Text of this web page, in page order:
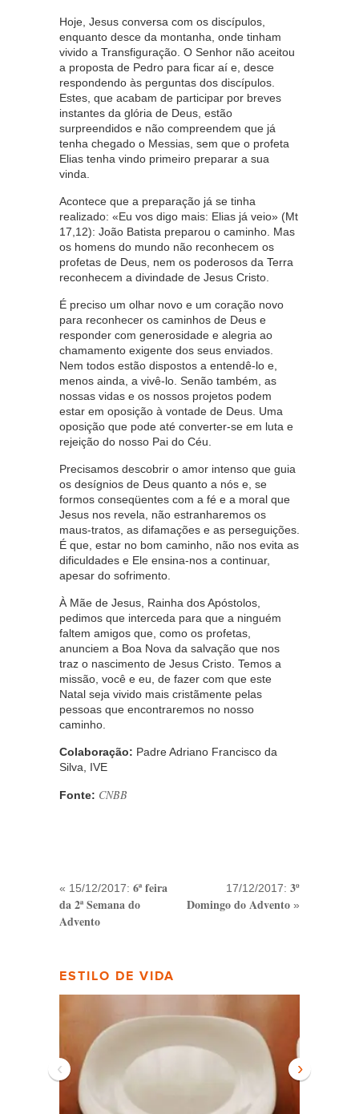
Hoje, Jesus conversa com os discípulos,
enquanto desce da montanha, onde tinham
vivido a Transfiguração. O Senhor não aceitou
a proposta de Pedro para ficar aí e, desce
respondendo às perguntas dos discípulos.
Estes, que acabam de participar por breves
instantes da glória de Deus, estão
surpreendidos e não compreendem que já
tenha chegado o Messias, sem que o profeta
Elias tenha vindo primeiro preparar a sua
vinda.
Acontece que a preparação já se tinha
realizado: «Eu vos digo mais: Elias já veio» (Mt
17,12): João Batista preparou o caminho. Mas
os homens do mundo não reconhecem os
profetas de Deus, nem os poderosos da Terra
reconhecem a divindade de Jesus Cristo.
É preciso um olhar novo e um coração novo
para reconhecer os caminhos de Deus e
responder com generosidade e alegria ao
chamamento exigente dos seus enviados.
Nem todos estão dispostos a entendê-lo e,
menos ainda, a vivê-lo. Senão também, as
nossas vidas e os nossos projetos podem
estar em oposição à vontade de Deus. Uma
oposição que pode até converter-se em luta e
rejeição do nosso Pai do Céu.
Precisamos descobrir o amor intenso que guia
os desígnios de Deus quanto a nós e, se
formos conseqüentes com a fé e a moral que
Jesus nos revela, não estranharemos os
maus-tratos, as difamações e as perseguições.
É que, estar no bom caminho, não nos evita as
dificuldades e Ele ensina-nos a continuar,
apesar do sofrimento.
À Mãe de Jesus, Rainha dos Apóstolos,
pedimos que interceda para que a ninguém
faltem amigos que, como os profetas,
anunciem a Boa Nova da salvação que nos
traz o nascimento de Jesus Cristo. Temos a
missão, você e eu, de fazer com que este
Natal seja vivido mais cristãmente pelas
pessoas que encontraremos no nosso
caminho.
Colaboração: Padre Adriano Francisco da
Silva, IVE
Fonte: CNBB
« 15/12/2017: 6ª feira
da 2ª Semana do
Advento
17/12/2017: 3º
Domingo do Advento »
ESTILO DE VIDA
‹ ›